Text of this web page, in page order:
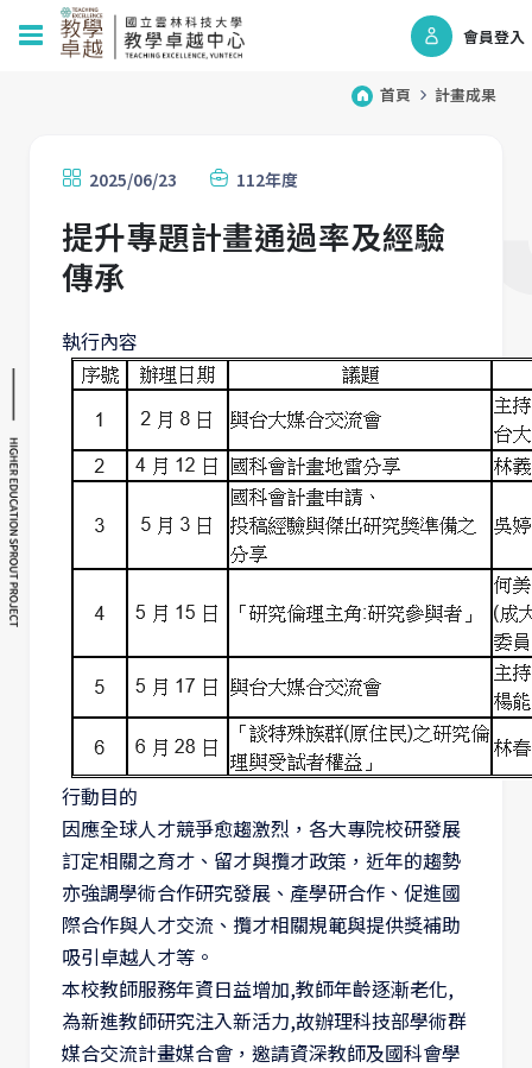
會員登入
首頁 計畫成果
2025/06/23 112年度
提升專題計畫通過率及經驗
傳承
執行內容
行動目的
因應全球人才競爭愈趨激烈，各大專院校研發展
訂定相關之育才、留才與攬才政策，近年的趨勢
亦強調學術合作研究發展、產學研合作、促進國
際合作與人才交流、攬才相關規範與提供獎補助
吸引卓越人才等。
本校教師服務年資日益增加,教師年齡逐漸老化,
為新進教師研究注入新活力,故辦理科技部學術群
媒合交流計畫媒合會，邀請資深教師及國科會學